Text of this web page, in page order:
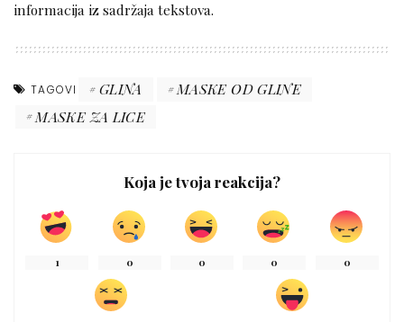
informacija iz sadržaja tekstova.
TAGOVI GLINA
MASKE OD GLINE
MASKE ZA LICE
Koja je tvoja reakcija?
1 0 0 0 0